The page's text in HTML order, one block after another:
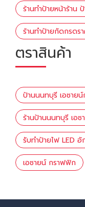
ร้านทำป้ายหน้าร้าน
ร้านทำป้ายกัดกรดร
ตราสินค้า
ป้านนนทบุรี เอซาย
ร้านป้านนนทบุรี เอ
รับทำป้ายไฟ LED
เอซายน์ กราฟฟิก